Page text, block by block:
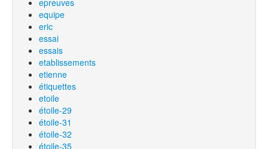
epreuves
equipe
eric
essai
essais
etablissements
etienne
étiquettes
etoile
étoile-29
étoile-31
étoile-32
étoile-35